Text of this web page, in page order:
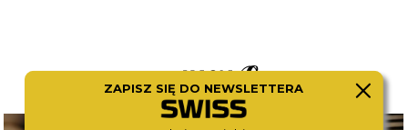
ZAPISZ SIĘ DO NEWSLETTERA